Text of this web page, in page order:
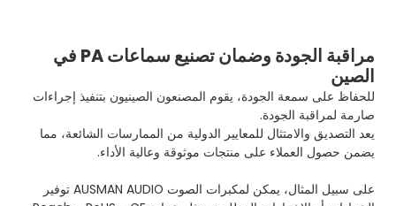
مراقبة الجودة وضمان تصنيع سماعات PA في
الصين
للحفاظ على سمعة الجودة، يقوم المصنعون الصينيون بتنفيذ إجراءات
صارمة لمراقبة الجودة.
يعد التصديق والامتثال للمعايير الدولية من الممارسات الشائعة، مما
يضمن حصول العملاء على منتجات موثوقة وعالية الأداء.
على سبيل المثال، يمكن لمكبرات الصوت AUSMAN AUDIO توفير